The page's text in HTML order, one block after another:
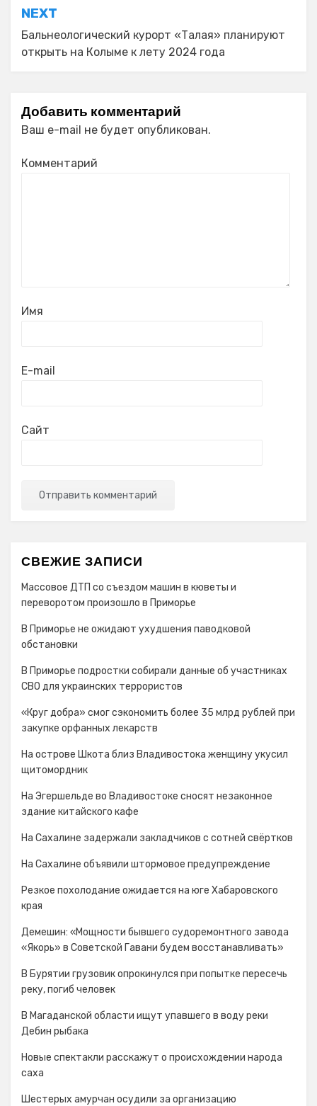
NEXT
Бальнеологический курорт «Талая» планируют
открыть на Колыме к лету 2024 года
Добавить комментарий
Ваш e-mail не будет опубликован.
Комментарий
Имя
E-mail
Сайт
СВЕЖИЕ ЗАПИСИ
Массовое ДТП со съездом машин в кюветы и
переворотом произошло в Приморье
В Приморье не ожидают ухудшения паводковой
обстановки
В Приморье подростки собирали данные об участниках
СВО для украинских террористов
«Круг добра» смог сэкономить более 35 млрд рублей при
закупке орфанных лекарств
На острове Шкота близ Владивостока женщину укусил
щитомордник
На Эгершельде во Владивостоке сносят незаконное
здание китайского кафе
На Сахалине задержали закладчиков с сотней свёртков
На Сахалине объявили штормовое предупреждение
Резкое похолодание ожидается на юге Хабаровского
края
Демешин: «Мощности бывшего судоремонтного завода
«Якорь» в Советской Гавани будем восстанавливать»
В Бурятии грузовик опрокинулся при попытке пересечь
реку, погиб человек
В Магаданской области ищут упавшего в воду реки
Дебин рыбака
Новые спектакли расскажут о происхождении народа
cаха
Шестерых амурчан осудили за организацию